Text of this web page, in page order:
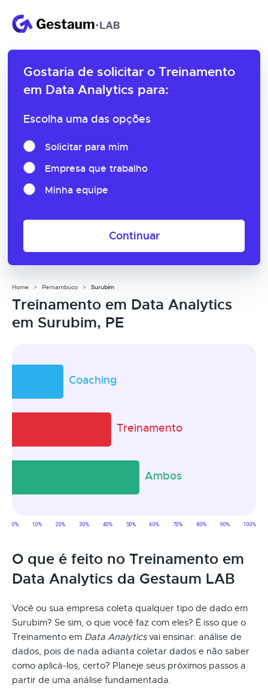
Gostaria de solicitar o Treinamento
em Data Analytics para:
Escolha uma das opções
Solicitar para mim
Empresa que trabalho
Minha equipe
Continuar
Home Pernambuco Surubim
Treinamento em Data Analytics
em Surubim, PE
O que é feito no Treinamento em
Data Analytics da Gestaum LAB
Você ou sua empresa coleta qualquer tipo de dado em
Surubim? Se sim, o que você faz com eles? É isso que o
Treinamento em Data Analyticsvai ensinar: análise de
dados, pois de nada adianta coletar dados e não saber
como aplicá-los, certo? Planeje seus próximos passos a
partir de uma análise fundamentada.